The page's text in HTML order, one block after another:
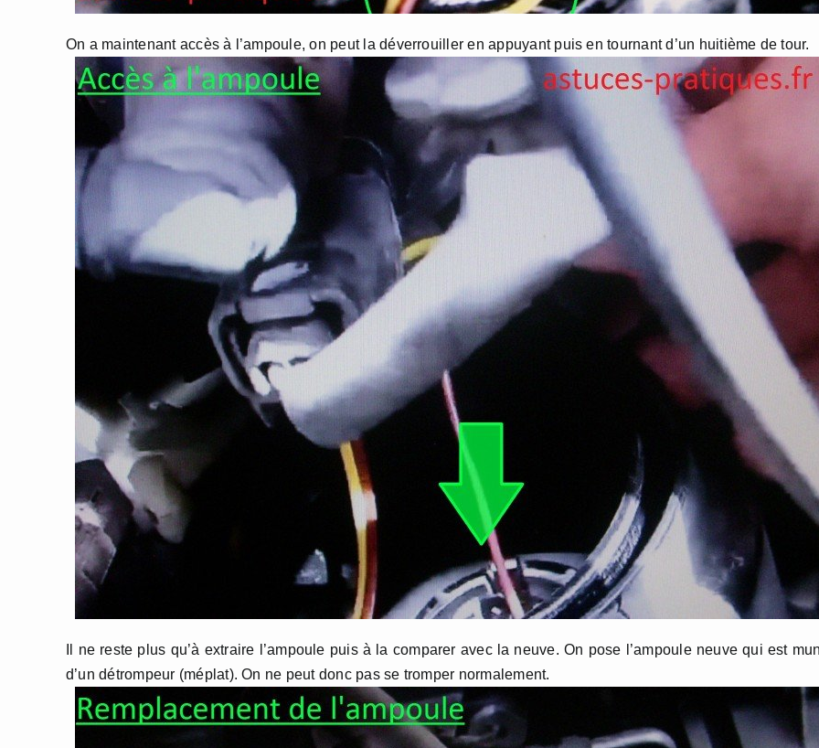
On a maintenant accès à l’ampoule, on peut la déverrouiller en appuyant puis en tournant d’un huitième de tour.
Il ne reste plus qu’à extraire l’ampoule puis à la comparer avec la neuve. On pose l’ampoule neuve qui est
d’un détrompeur (méplat). On ne peut donc pas se tromper normalement.